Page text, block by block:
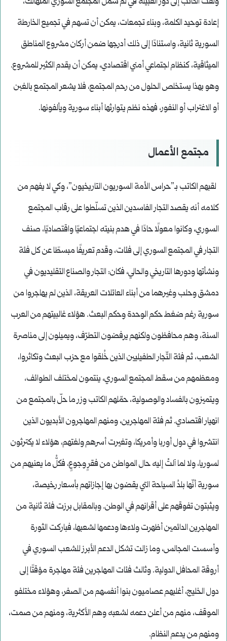
إعادة توحيد الكلمة، وبناء تجمعات، يمكن أن تسهم في تجميع الخارطة
السورية ثانية، واستنادًا إلى ذلك أدرجها ضمن أركان مشروع المناطق
الميثاقية، كنظام اجتماعي أمني اقتصادي، يمكن أن يقدم الكثير للمشروع.
وهو بهذا يستخلص الحلول من رحم المجتمع، فلا يشعر المجتمع بالغبن
أو الاغتراب أو النفور، فهذه نظم يتوارثها أبناء سورية ويألفونها.
مجتمع الأعمال
لقبهم الكاتب بـ”حراس الأمة السوريون التاريخيون”، وكي لا يفهم من
كلامه أنه يقصد التجار الفاسدين الذين تسلّطوا على رقاب المجتمع
السوري، وكانوا معولًا حادًا في هدم بنيته اجتماعيًا واقتصاديًا، صنف
التجار في المجتمع السوري إلى فئات، وقدم تعريفًا مبسطًا عن كل فئة
ونشأتها ودورها التاريخي والحالي، فكان: التجار والصناع التقليديون في
دمشق وحلب وغيرهما من أبناء العائلات العريقة، الذين لم يهاجروا من
سورية رغم ضغط حكم الوحدة وحكم البعث. هؤلاء غالبيتهم من العرب
السنة، وهم محافظون ولكنهم يرفضون التطرّف، ويميلون إلى مناصرة
الشعب، ثم فئة التّجار الطفيليين الذين خُلقوا مع حزب البعث وتكاثروا،
ومعظمهم من سقط المجتمع السوري، ينتمون لمختلف الطوائف،
ويتميزون بالفساد والوصولية، حمّلهم الكاتب وزر ما حلّ بالمجتمع من
انهيار اقتصادي. ثم فئة المهاجرين، ومنهم المهاجرون الأبديون الذين
انتشروا في دول أوربا وأمريكا، وتغيرت أسرهم ولغتهم، هؤلاء لا يكترثون
لسوريا، ولا لما آلتْ إليه حال المواطن من فقرٍ وجوعٍ، فكلُّ ما يعنيهم من
سورية أنّها بلدُ السياحة التي يقضون بها إجازاتهم بأسعار رخيصة،
ويثبتون تفوقهم على أقرانهم في الوطن. وبالمقابل برزت فئة ثانية من
المهاجرين الدائمين أظهرت ولاءها ودعمها لشعبها، فباركت الثورة
وأسست المجالس، وما زالت تشكل الدعم الأبرز للشعب السوري في
أروقة المحافل الدولية. وثالث فئات المهاجرين فئة مهاجرة مؤقتًا إلى
دول الخليج، أغلبهم عصاميون بنوا أنفسهم من الصفر، وهؤلاء مختلفو
الموقف، منهم من أعلن دعمه لشعبه وهم الأكثرية، ومنهم من صمت،
ومنهم من يدعم النظام.